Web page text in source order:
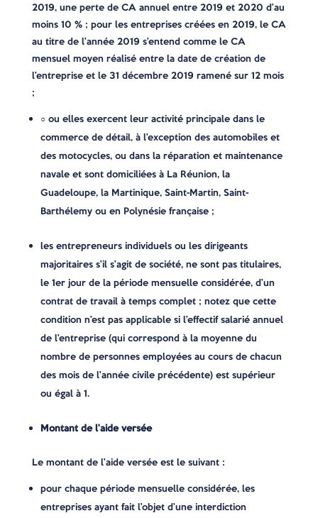
2019, une perte de CA annuel entre 2019 et 2020 d’au
moins 10 % ; pour les entreprises créées en 2019, le CA
au titre de l’année 2019 s’entend comme le CA
mensuel moyen réalisé entre la date de création de
l’entreprise et le 31 décembre 2019 ramené sur 12 mois
;
○ ou elles exercent leur activité principale dans le
commerce de détail, à l’exception des automobiles et
des motocycles, ou dans la réparation et maintenance
navale et sont domiciliées à La Réunion, la
Guadeloupe, la Martinique, Saint-Martin, Saint-
Barthélemy ou en Polynésie française ;
les entrepreneurs individuels ou les dirigeants
majoritaires s’il s’agit de société, ne sont pas titulaires,
le 1er jour de la période mensuelle considérée, d’un
contrat de travail à temps complet ; notez que cette
condition n’est pas applicable si l’effectif salarié annuel
de l’entreprise (qui correspond à la moyenne du
nombre de personnes employées au cours de chacun
des mois de l’année civile précédente) est supérieur
ou égal à 1.
Montant de l’aide versée
Le montant de l’aide versée est le suivant :
pour chaque période mensuelle considérée, les
entreprises ayant fait l’objet d’une interdiction